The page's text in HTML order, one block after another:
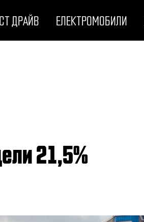
ДРАЙВ ЕЛЕКТРОМОБИЛИ
ЛЮБОПИТНО21,5%